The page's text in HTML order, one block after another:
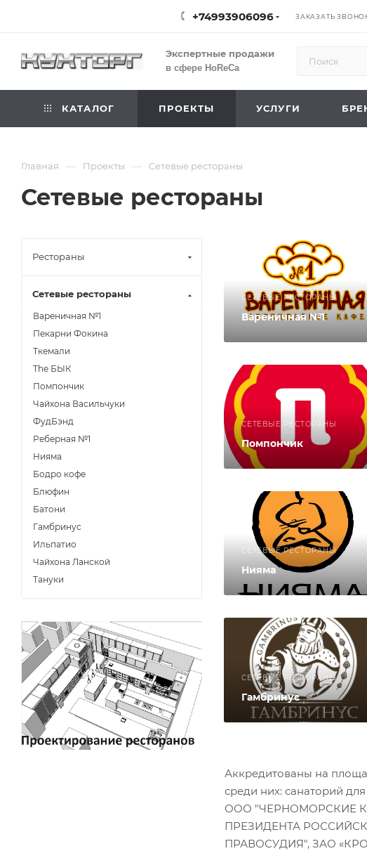
+74993906096 ЗАКАЗАТЬ
Экспертные продажи
в сфере HoReCa
КАТАЛОГ ПРОЕКТЫ УСЛУГИ
Главная — Проекты — Сетевые рестораны
Сетевые рестораны
СЕТЕВЫЕ РЕСТОРАНЫ
Вареничная №1
СЕТЕВЫЕ РЕСТОРАНЫ
Помпончик
СЕТЕВЫЕ РЕСТОРАНЫ
Нияма
СЕТЕВЫЕ РЕСТОРАНЫ
Гамбринус
Аккредитованы на
среди них: санаторий
ООО "ЧЕРНОМОРСКИЕ
ПРЕЗИДЕНТА
ПРАВОСУДИЯ", ЗАО
Рестораны
Сетевые рестораны
Вареничная №1
Пекарни Фокина
Ткемали
The БЫК
Помпончик
Чайхона Васильчуки
ФудБэнд
Реберная №1
Нияма
Бодро кофе
Блюфин
Батони
Гамбринус
Ильпатио
Чайхона Ланской
Тануки